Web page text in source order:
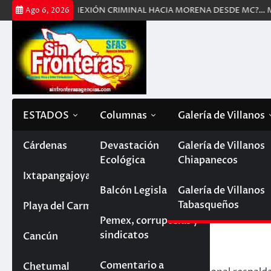
Saltar
al
contenido
Ago 6, 2026
¿CONEXIÓN CRIMINAL HACIA MORENA DESDE MC?… MARÍN
ESTADOS
Tabasco
Cárdenas
Paraíso
Villahermosa
Chiapas
Ixtapangajoya
La Trinitaria
Reforma
Quintana Roo
Playa del Carmen
Cancún
Chetumal
Campeche
Veracruz
Columnas
Devastación
Ecológica
Balcón Legislativo
Pemex, corruptelas y
sindicatos
Comentario a
Galería de Villanos
Galería de Villanos
Chiapanecos
Galería de Villanos
Tabasqueños
PROXIMAMENTE, INAUGURACIÓN DEL
PROXIMAMENTE,
AEROPUERTO DE
agosto 28, 2023